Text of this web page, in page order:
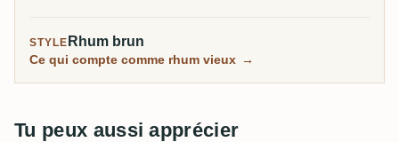
aujourd'hui.
STYLE Rhum brun
Ce qui compte comme rhum vieux →
Tu peux aussi apprécier